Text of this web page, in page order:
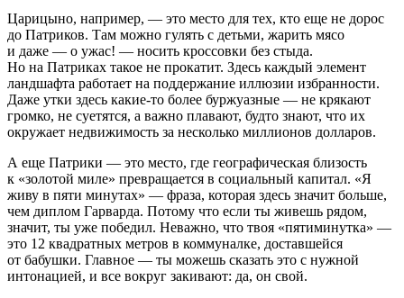
Царицыно, например, — это место для тех, кто еще не дорос
до Патриков. Там можно гулять с детьми, жарить мясо
и даже — о ужас! — носить кроссовки без стыда.
Но на Патриках такое не прокатит. Здесь каждый элемент
ландшафта работает на поддержание иллюзии избранности.
Даже утки здесь какие-то более буржуазные — не крякают
громко, не суетятся, а важно плавают, будто знают, что их
окружает недвижимость за несколько миллионов долларов.
А еще Патрики — это место, где географическая близость
к «золотой миле» превращается в социальный капитал. «Я
живу в пяти минутах» — фраза, которая здесь значит больше,
чем диплом Гарварда. Потому что если ты живешь рядом,
значит, ты уже победил. Неважно, что твоя «пятиминутка» —
это 12 квадратных метров в коммуналке, доставшейся
от бабушки. Главное — ты можешь сказать это с нужной
интонацией, и все вокруг закивают: да, он свой.